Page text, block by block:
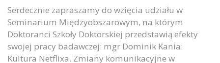
Serdecznie zapraszamy do wzięcia udziału w
Seminarium Międzyobszarowym, na którym
Doktoranci Szkoły Doktorskiej przedstawią efekty
swojej pracy badawczej: mgr Dominik Kania:
Kultura Netflixa. Zmiany komunikacyjne w